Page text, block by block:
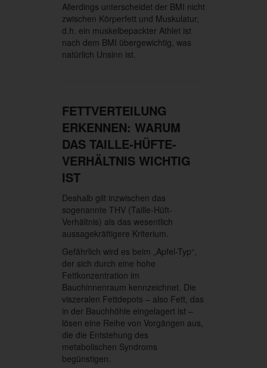
Allerdings unterscheidet der BMI nicht
zwischen Körperfett und Muskulatur,
d.h. ein muskelbepackter Athlet ist
nach dem BMI übergewichtig, was
natürlich Unsinn ist.
FETTVERTEILUNG
ERKENNEN: WARUM
DAS TAILLE-HÜFTE-
VERHÄLTNIS WICHTIG
IST
Deshalb gilt inzwischen das
sogenannte THV (Taille-Hüft-
Verhältnis) als das wesentlich
aussagekräftigere Kriterium.
Gefährlich wird es beim „Apfel-Typ“,
der sich durch eine hohe
Fettkonzentration im
Bauchinnenraum kennzeichnet. Die
viszeralen Fettdepots – also Fett, das
in der Bauchhöhle eingelagert ist –
lösen eine Reihe von Vorgängen aus,
die die Entstehung des
metabolischen Syndroms
begünstigen.